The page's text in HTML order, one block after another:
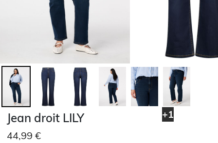
+1
Jean droit LILY
44,99 €